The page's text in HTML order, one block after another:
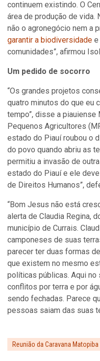
continuem existindo. O
área de produção de vida.
não o agronegócio nem a
garantir a biodiversidade e
comunidades”, afirmou
Um pedido de socorro
“Os grandes projetos
quatro minutos do que eu
tempo”, disse a
Pequenos Agricultores
estado do Piauí roubou o
do povo quando abriu as
permitiu a invasão de
estado do Piauí e ele
de Direitos Humanos”,
“Bom Jesus não está
alerta de Claudia Regina,
município de Currais.
camponeses de suas
parecer ter duas formas
que existem no mesmo
políticas públicas. Aqui no
conflitos por terra e por
sendo fechadas. Parece
pessoas saiam das suas
Reunião da Caravana